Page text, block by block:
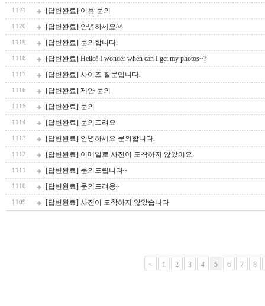
1121 [답변완료] 이용 문의
1120 [답변완료] 안녕하세요^^
1119 [답변완료] 문의합니다.
1118 [답변완료] Hello! I wonder when can I get my photos~?
1117 [답변완료] 사이즈 질문입니다.
1116 [답변완료] 제안 문의
1115 [답변완료] 문의
1114 [답변완료] 문의드려요
1113 [답변완료] 안녕하세요 문의합니다.
1112 [답변완료] 이메일로 사진이 도착하지 않았어요.
1111 [답변완료] 문의드립니다~
1110 [답변완료] 문의드려용~
1109 [답변완료] 사진이 도착하지 않았습니다
< 1 2 3 4 5 6 7 8